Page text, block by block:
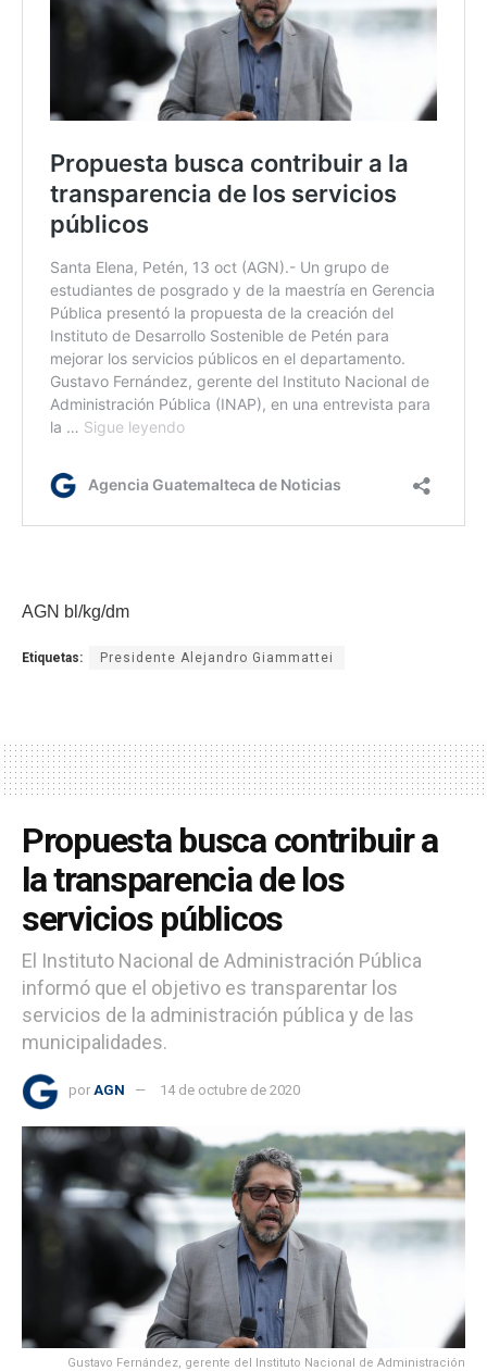
AGN bl/kg/dm
Etiquetas: Presidente Alejandro Giammattei
Propuesta busca contribuir a
la transparencia de los
servicios públicos
El Instituto Nacional de Administración Pública
informó que el objetivo es transparentar los
servicios de la administración pública y de las
municipalidades.
por AGN 14 de octubre de 2020
Gustavo Fernández, gerente del Instituto Nacional de Administración